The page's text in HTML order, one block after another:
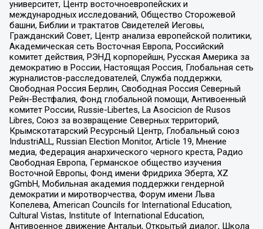
университет, Центр восточноевропейских и
международных исследований, Общество Сторожевой
башни, Библии и трактатов Свидетелей Иеговы,
Гражданский Совет, Центр анализа европейской политики,
Академическая сеть Восточная Европа, Российский
комитет действия, РЭНД корпорейшн, Русская Америка за
демократию в России, Настоящая Россия, Глобальная сеть
журналистов-расследователей, Служба поддержки,
Свободная Россия Берлин, Свободная Россия Северный
Рейн-Вестфалия, Фонд глобальной помощи, Антивоенный
комитет России, Russie-Libertes, La Asocicion de Rusos
Libres, Союз за возвращение Северных территорий,
Крымскотатарский Ресурсный Центр, Глобальный союз
IndustriALL, Russian Election Monitor, Article 19, Мнение
медиа, Федерация анархического черного креста, Радио
Свободная Европа, Германское общество изучения
Восточной Европы, Фонд имени Фридриха Эберта, XZ
gGmbH, Мобильная академия поддержки гендерной
демократии и миротворчества, Форум имени Льва
Копелева, American Councils for International Education,
Cultural Vistas, Institute of International Education,
Антивоенное движение Антальи, Открытый диалог, Школа